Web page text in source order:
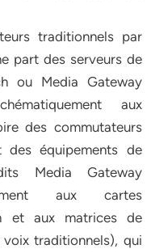
traditionnels par
part des serveurs de
ou Media Gateway
aux
des commutateurs
des équipements de
Media Gateway
aux cartes
et aux matrices de
traditionnels), qui